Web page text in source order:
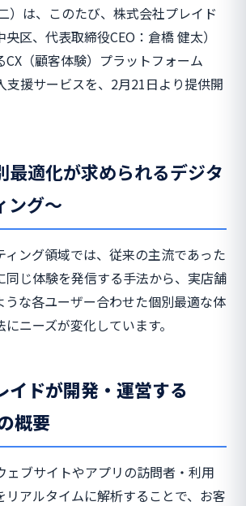
）は、このたび、株式会社プレイド
央区、代表取締役CEO：倉橋 健太）
（顧客体験）プラットフォーム
支援サービスを、2月21日より提供開
適化が求められるデジタ
ング～
ィング領域では、従来の主流であった
同じ体験を発信する手法から、実店舗
うな各ユーザー合わせた個別最適な体
ニーズが変化しています。
イドが開発・運営する
概要
ェブサイトやアプリの訪問者・利用
リアルタイムに解析することで、お客